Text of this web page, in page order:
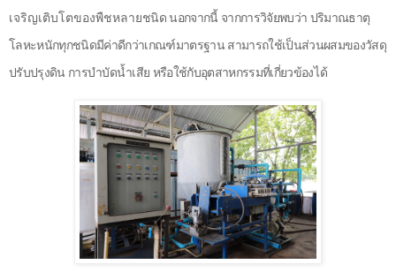
เจริญเติบโตของพืชหลายชนิด นอกจากนี้ จากการวิจัยพบว่า ปริมาณธาตุ
โลหะหนักทุกชนิดมีค่าดีกว่าเกณฑ์มาตรฐาน สามารถใช้เป็นส่วนผสมของวัสดุ
ปรับปรุงดิน การบำบัดน้ำเสีย หรือใช้กับอุตสาหกรรมที่เกี่ยวข้องได้